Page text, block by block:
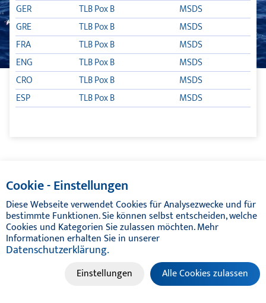
TDC LIQUID
TLB FLEX
TEAK CLEANER
TLB POX
GARANTIE
TIKAL TEF-GEL
CATALOGUE
GER
TLB Pox B
MSDS
GRE
TLB Pox B
MSDS
FRA
TLB Pox B
MSDS
ENG
TLB Pox B
MSDS
CRO
TLB Pox B
MSDS
ESP
TLB Pox B MSDS
© TIKAL MARINE SYSTEMS 2024 | ALL RIGHTS RESERVED
Cookie - Einstellungen
Diese Webseite verwendet Cookies für Analysezwecke und für
bestimmte Funktionen. Sie können selbst entscheiden, welche
Cookies und Kategorien Sie zulassen möchten. Mehr
Informationen erhalten Sie in unserer
Datenschutzerklärung.
Einstellungen Alle Cookies zulassen